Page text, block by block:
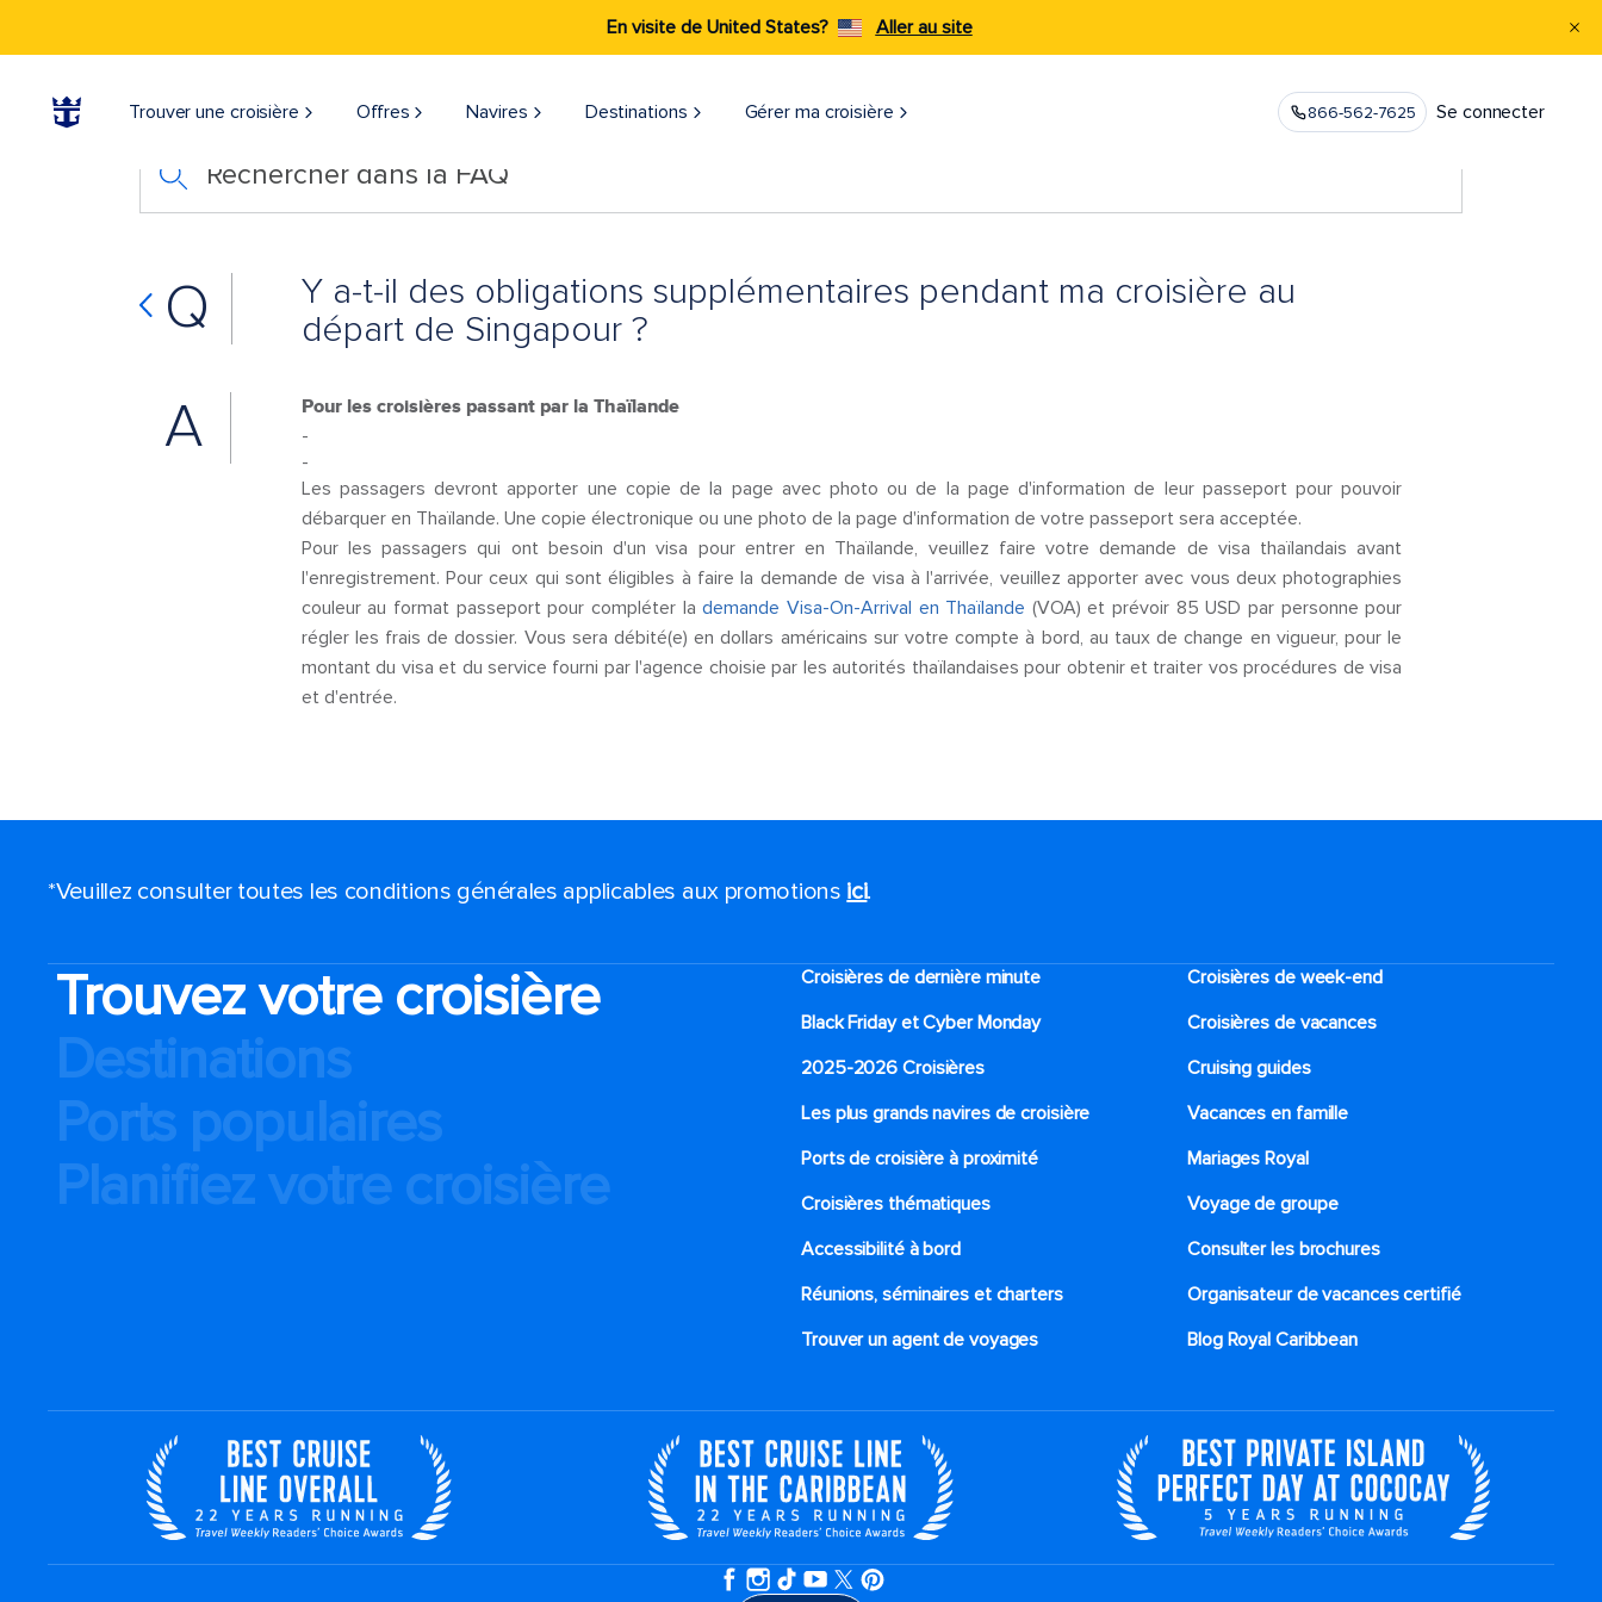
En visite de United States? Aller au site
Trouver une croisière Offres Navires Destinations Gérer ma croisière​ 866-562-7625 Se connecter
Rechercher dans la FAQ
Q
Y a-t-il des obligations supplémentaires pendant ma croisière au
départ de Singapour ?
A
Pour les croisières passant par la Thaïlande
-
-
Les passagers devront apporter une copie de la page avec photo ou de la page d'information de leur passeport pour pouvoir
débarquer en Thaïlande. Une copie électronique ou une photo de la page d'information de votre passeport sera acceptée.
Pour les passagers qui ont besoin d'un visa pour entrer en Thaïlande, veuillez faire votre demande de visa thaïlandais avant
l'enregistrement. Pour ceux qui sont éligibles à faire la demande de visa à l'arrivée, veuillez apporter avec vous deux photographies
couleur au format passeport pour compléter lademande Visa-On-Arrival en Thaïlande (VOA) et prévoir 85 USD par personne pour
régler les frais de dossier. Vous sera débité(e) en dollars américains sur votre compte à bord, au taux de change en vigueur, pour le
montant du visa et du service fourni par l'agence choisie par les autorités thaïlandaises pour obtenir et traiter vos procédures de visa
et d'entrée.
*Veuillez consulter toutes les conditions générales applicables aux promotions ici.
Trouvez votre croisière
Destinations
Ports populaires
Planifiez votre croisière
Croisières de dernière minute
Croisières de week-end
Black Friday et Cyber Monday
Croisières de vacances
2025-2026 Croisières
Cruising guides
Les plus grands navires de croisière
Vacances en famille
Ports de croisière à proximité
Mariages Royal
Croisières thématiques
Voyage de groupe​
Accessibilité à bord​
Consulter les brochures
Réunions, séminaires et charters
Organisateur de vacances certifié
Trouver un agent de voyages
Blog Royal Caribbean